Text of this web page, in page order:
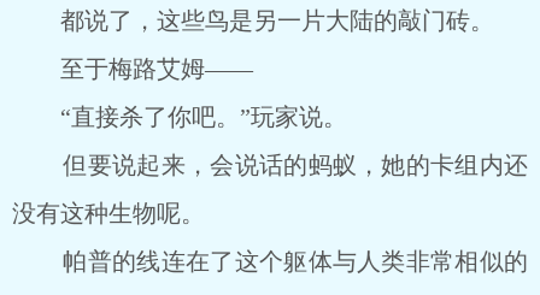
都说了，这些鸟是另一片大陆的敲门砖。
至于梅路艾姆――
“直接杀了你吧。”玩家说。
但要说起来，会说话的蚂蚁，她的卡组内还
没有这种生物呢。
帕普的线连在了这个躯体与人类非常相似的